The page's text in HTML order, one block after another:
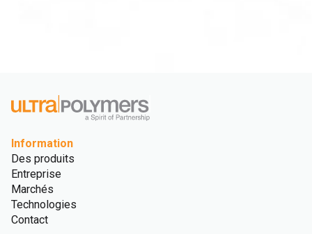
Information
Des produits
Entreprise
Marchés
Technologies
Contact